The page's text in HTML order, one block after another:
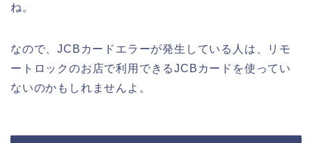
ね。
なので、JCBカードエラーが発生している人は、リモ
ートロックのお店で利用できるJCBカードを使ってい
ないのかもしれませんよ。